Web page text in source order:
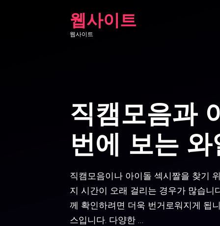
웹사이트
웹사이트
직캠모음과
번에 보는
직캠모음이나 아이돌 섹시짤을 찾기
지 시간이 오래 걸리는 경우가 많습니
께 확인하려면 더욱 번거로워지게 됩
스입니다. 다양한 …